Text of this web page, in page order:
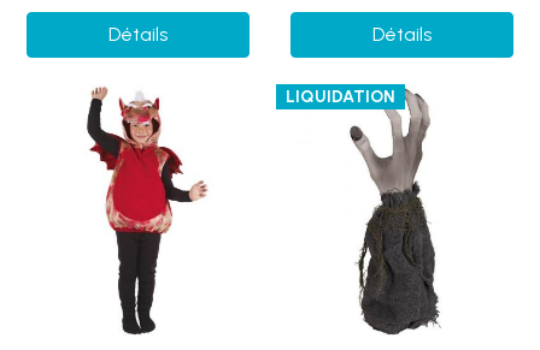
Détails Détails
LIQUIDATION